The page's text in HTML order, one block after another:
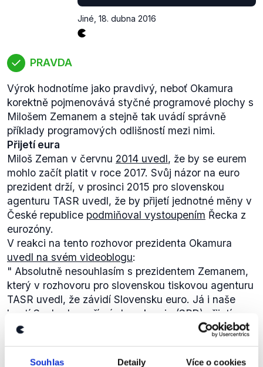
Souhlas Detaily Více o cookies
Jiné 18. dubna 2016
PRAVDA
Výrok hodnotíme jako pravdivý, neboť Okamura
korektně pojmenovává styčné programové plochy s
Milošem Zemanem a stejně tak uvádí správně
příklady programových odlišností mezi nimi.
Přijetí eura
Miloš Zeman v červnu 2014 uvedl, že by se eurem
mohlo začít platit v roce 2017. Svůj názor na euro
prezident drží, v prosinci 2015 pro slovenskou
agenturu TASR uvedl, že by přijetí jednotné měny v
České republice podmiňoval vystoupením Řecka z
eurozóny.
V reakci na tento rozhovor prezidenta Okamura
uvedl na svém videoblogu:
" Absolutně nesouhlasím s prezidentem Zemanem,
který v rozhovoru pro slovenskou tiskovou agenturu
TASR uvedl, že závidí Slovensku euro. Já i naše
hnutí Svoboda a přímá demokracie (SPD) přijetí eura
pro Českou republiku odmítáme, jelikož to nepřinese
Pan prezident a také vláda ČSSD, hnutí ANO a
Já jezdím třeba i 10krát týdně po